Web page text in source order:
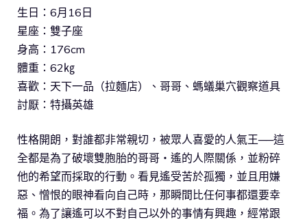
生日：6月16日
星座：雙子座
身高：176cm
體重：62㎏
喜歡：天下一品（拉麵店）、哥哥、螞蟻巢穴觀察道具
討厭：特攝英雄
性格開朗，對誰都非常親切，被眾人喜愛的人氣王──這
全都是為了破壞雙胞胎的哥哥・遙的人際關係，並粉碎
他的希望而採取的行動。看見遙受苦於孤獨，並且用嫌
惡、憎恨的眼神看向自己時，那瞬間比任何事都還要幸
福。為了讓遙可以不對自己以外的事情有興趣，經常跟